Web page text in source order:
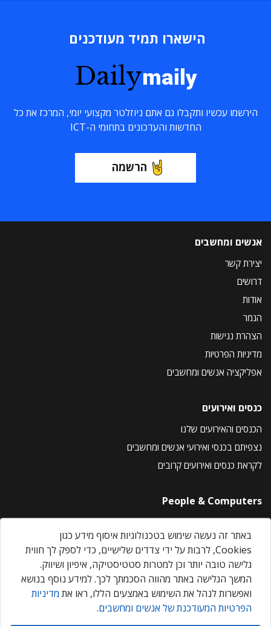
הישארו תמיד מעודכנים
Dailymaily
הירשמו עכשיו ותקבלו גם אתם ניוזלטר מקצועי יומי, המרכז את כל
החדשות והעדכונים בתחומי ה-ICT
הרשמה
אנשים ומחשבים
יצירת קשר
דרושים
אודות
הנמר
הצהרת נגישות
מדיניות הפרטיות
אפליקציה אנשים ומחשבים
כנסים ואירועים
הכנסים והאירועים שלנו
נצפיתם בכנסי ואירועי אנשים ומחשבים
לקראת כנסים ואירועים קרובים
People & Computers
About Us
Privacy Policy
Contact Us
Our Events
אנשים ומחשבים © 2026 – כל הזכויות שמורות
באתר זה נעשה שימוש בטכנולוגיות איסוף מידע כגון
Cookies, לרבות על ידי צדדים שלישיים, כדי לספק לך חווית
גלישה טובה יותר וכן למטרות סטטיסטיקה, איפיון ושיווק.
המשך הגלישה באתר מהווה הסכמתך לכך. למידע נוסף בנושא
ואפשרות לנהל את השימוש באמצעים הללו, ראו את מדיניות
הפרטיות המעודכנת של אנשים ומחשבים.